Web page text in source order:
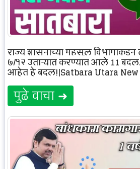
राज्य शासनाच्या महसूल विभागाकडून
७/१२ उताऱ्यात करण्यात आले 11
आहेत हे बदल!|Satbara Utara New
पुढे वाचा ➜